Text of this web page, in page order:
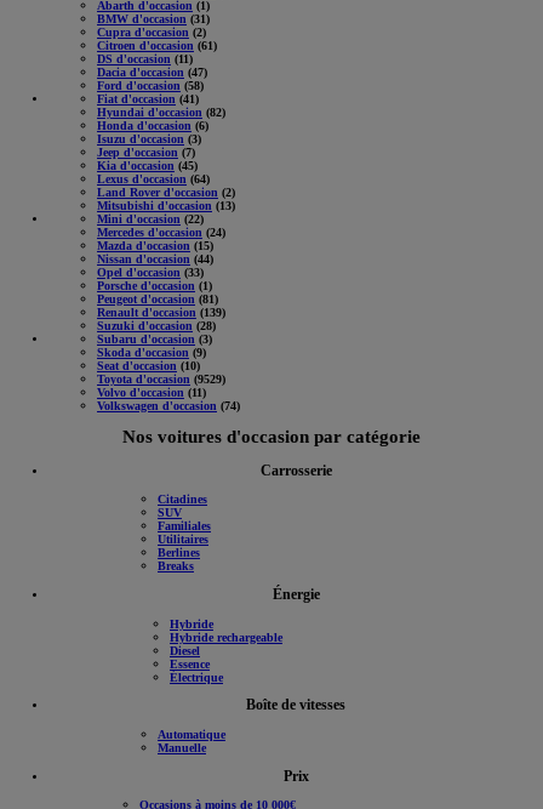
Abarth d'occasion (1)
BMW d'occasion (31)
Cupra d'occasion (2)
Citroen d'occasion (61)
DS d'occasion (11)
Dacia d'occasion (47)
Ford d'occasion (58)
Fiat d'occasion (41)
Hyundai d'occasion (82)
Honda d'occasion (6)
Isuzu d'occasion (3)
Jeep d'occasion (7)
Kia d'occasion (45)
Lexus d'occasion (64)
Land Rover d'occasion (2)
Mitsubishi d'occasion (13)
Mini d'occasion (22)
Mercedes d'occasion (24)
Mazda d'occasion (15)
Nissan d'occasion (44)
Opel d'occasion (33)
Porsche d'occasion (1)
Peugeot d'occasion (81)
Renault d'occasion (139)
Suzuki d'occasion (28)
Subaru d'occasion (3)
Skoda d'occasion (9)
Seat d'occasion (10)
Toyota d'occasion (9529)
Volvo d'occasion (11)
Volkswagen d'occasion (74)
Nos voitures d'occasion par catégorie
Carrosserie
Citadines
SUV
Familiales
Utilitaires
Berlines
Breaks
Énergie
Hybride
Hybride rechargeable
Diesel
Essence
Électrique
Boîte de vitesses
Automatique
Manuelle
Prix
Occasions à moins de 10 000€